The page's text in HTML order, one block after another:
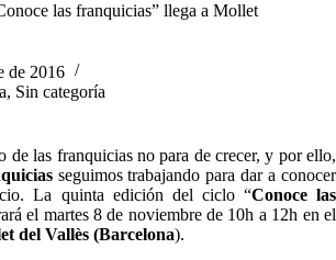
las franquicias” llega a Mollet
de 2016
, Sin categoría
de las franquicias no para de crecer, y por ello,
seguimos trabajando para dar a conocer
La quinta edición del ciclo “Conoce las
el martes 8 de noviembre de 10h a 12h en el
del Vallès (Barcelona).